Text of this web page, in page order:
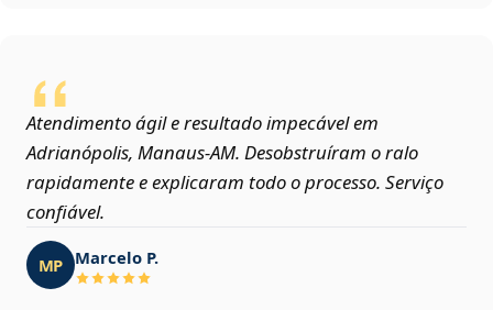
Atendimento ágil e resultado impecável em
Adrianópolis, Manaus‑AM. Desobstruíram o ralo
rapidamente e explicaram todo o processo. Serviço
confiável.
MP Marcelo P.